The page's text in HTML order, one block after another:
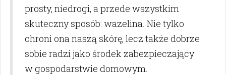
prosty, niedrogi, a przede wszystkim
skuteczny sposób: wazelina. Nie tylko
chroni ona naszą skórę, lecz także dobrze
sobie radzi jako środek zabezpieczający
w gospodarstwie domowym.